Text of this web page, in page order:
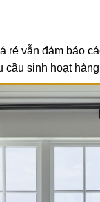
rẻ vẫn đảm bảo
sinh hoạt hàng